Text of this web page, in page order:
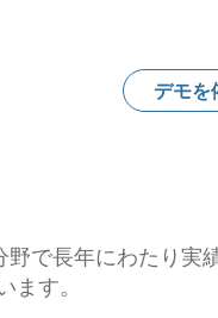
デモを
で長年にわたり
す。